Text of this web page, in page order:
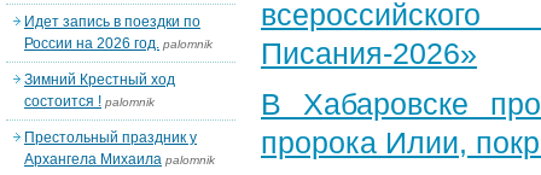
Писания-2026»
В Хабаровске
пророка Илии,
Идет запись в поездки по
России на 2026 год. palomnik
Зимний Крестный ход
состоится ! palomnik
Престольный праздник у
Архангела Михаила palomnik